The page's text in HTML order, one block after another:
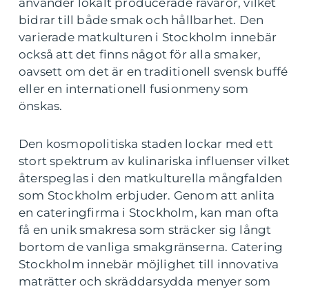
använder lokalt producerade råvaror, vilket
bidrar till både smak och hållbarhet. Den
varierade matkulturen i Stockholm innebär
också att det finns något för alla smaker,
oavsett om det är en traditionell svensk buffé
eller en internationell fusionmeny som
önskas.
Den kosmopolitiska staden lockar med ett
stort spektrum av kulinariska influenser vilket
återspeglas i den matkulturella mångfalden
som Stockholm erbjuder. Genom att anlita
en cateringfirma i Stockholm, kan man ofta
få en unik smakresa som sträcker sig långt
bortom de vanliga smakgränserna. Catering
Stockholm innebär möjlighet till innovativa
maträtter och skräddarsydda menyer som